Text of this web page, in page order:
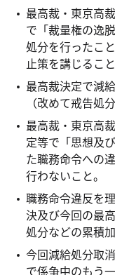
最高裁・東京高
で「裁量権の逸
処分を行ったこ
止策を講じること
最高裁決定で減
（改めて戒告処
最高裁・東京高
定等で「思想及
た職務命令への
行わないこと。
職務命令違反を
決及び今回の最
処分などの累積
今回減給処分取
で係争中のもう